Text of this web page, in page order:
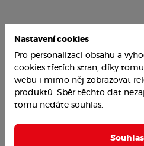
Nejoblíbenější články
Nastavení cookies
Pro personalizaci obsahu a
cookies třetích stran, díky
webu i mimo něj zobrazovat
produktů. Sběr těchto dat
tomu nedáte souhlas.